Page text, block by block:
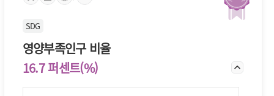
SDG
영양부족인구 비율
16.7 퍼센트(%)